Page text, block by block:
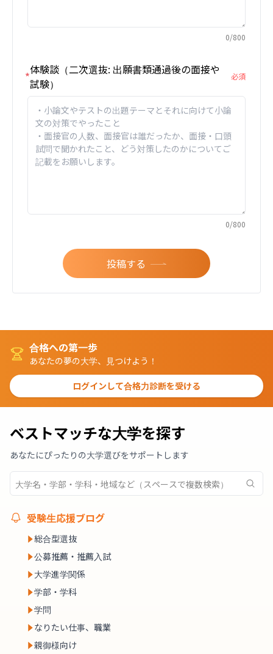
0/800
*体験談（二次選抜: 出願書類通過後の面接や
試験）
必須
0/800
投稿する
合格への第一歩
あなたの夢の大学、見つけよう！
ログインして合格力診断を受ける
ベストマッチな大学を探す
あなたにぴったりの大学選びをサポートします
受験生応援ブログ
総合型選抜
公募推薦・推薦入試
大学進学関係
学部・学科
学問
なりたい仕事、職業
親御様向け